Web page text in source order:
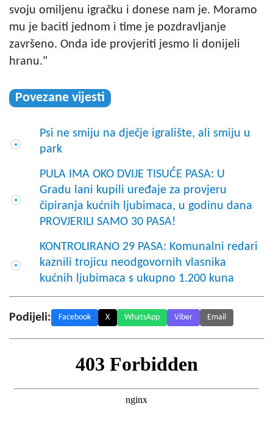
svoju omiljenu igračku i donese nam je. Moramo
mu je baciti jednom i time je pozdravljanje
završeno. Onda ide provjeriti jesmo li donijeli
hranu."
Povezane vijesti
Psi ne smiju na dječje igralište, ali smiju u
park
PULA IMA OKO DVIJE TISUĆE PASA: U
Gradu lani kupili uređaje za provjeru
čipiranja kućnih ljubimaca, u godinu dana
PROVJERILI SAMO 30 PASA!
KONTROLIRANO 29 PASA: Komunalni redari
kaznili trojicu neodgovornih vlasnika
kućnih ljubimaca s ukupno 1.200 kuna
Podijeli: Facebook X WhatsApp Viber Email